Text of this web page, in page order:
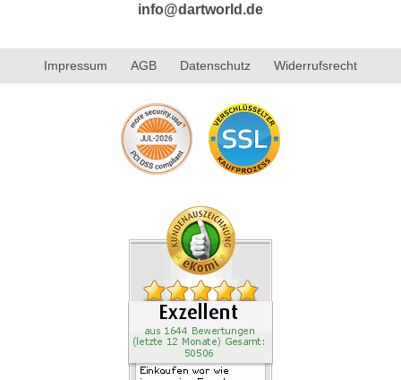
info@dartworld.de
Impressum AGB Datenschutz Widerrufsrecht